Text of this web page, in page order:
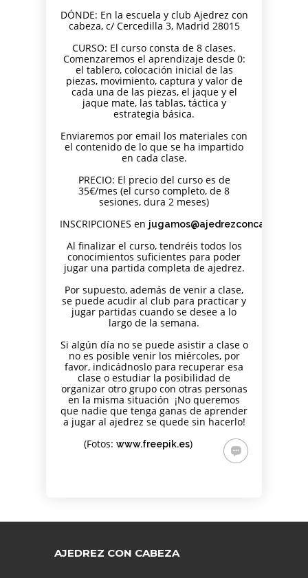
MAYO
DÓNDE: En la escuela y club Ajedrez con
cabeza, c/ Cercedilla 3, Madrid 28015
CURSO: El curso consta de 8 clases.
Comenzaremos el aprendizaje desde 0:
el tablero, colocación inicial de las
piezas, movimiento, captura y valor de
cada una de las piezas, el jaque y el
jaque mate, las tablas, táctica y
estrategia básica.
Enviaremos por email los materiales con
el contenido de lo que se ha impartido
en cada clase.
PRECIO: El precio del curso es de
35€/mes (el curso completo, de 8
sesiones, dura 2 meses)
INSCRIPCIONES en
Al finalizar el curso, tendréis todos los
conocimientos suficientes para poder
jugar una partida completa de ajedrez.
Por supuesto, además de venir a clase,
se puede acudir al club para practicar y
jugar partidas cuando se desee a lo
largo de la semana.
Si algún día no se puede asistir a clase o
no es posible venir los miércoles, por
favor, indicádnoslo para recuperar esa
clase o estudiar la posibilidad de
organizar otro grupo con otras personas
en la misma situación ¡No queremos
que nadie que tenga ganas de aprender
a jugar al ajedrez se quede sin hacerlo!
(Fotos: www.freepik.es)
AJEDREZ CON CABEZA